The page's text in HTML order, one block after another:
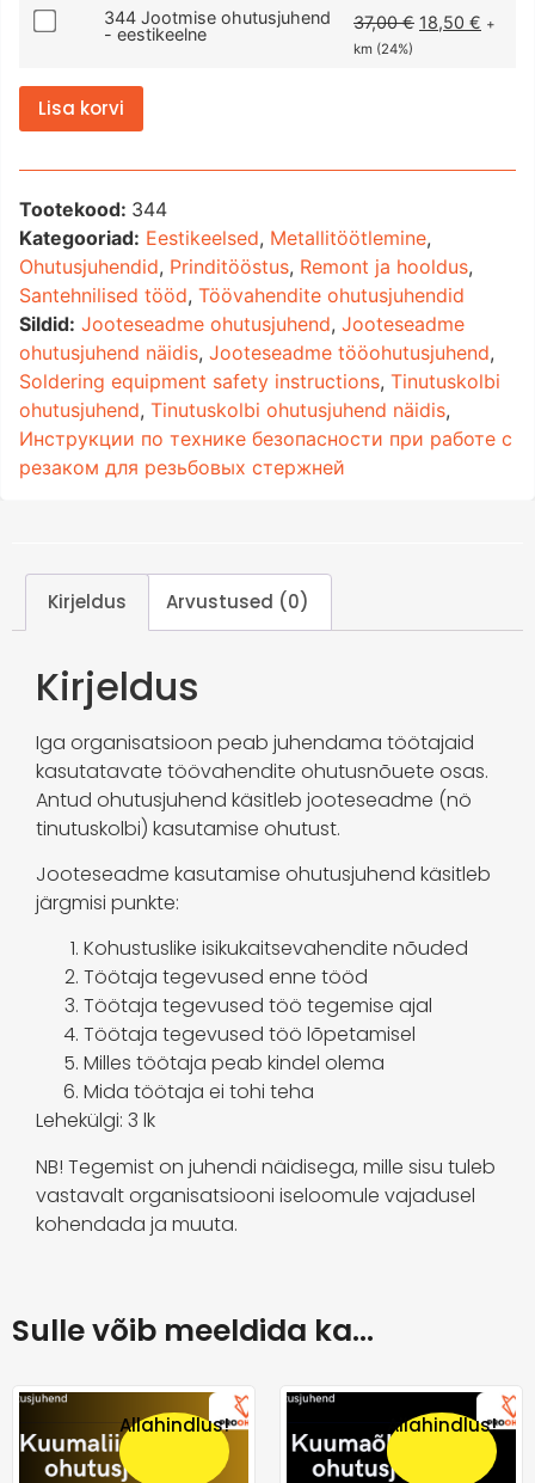
344 Jootmise ohutusjuhend
- eestikeelne
37,00€ 18,50 € +
km (24%)
Lisa korvi
Tootekood: 344
Kategooriad: Eestikeelsed, Metallitöötlemine,
Ohutusjuhendid, Prinditööstus, Remont ja hooldus,
Santehnilised tööd, Töövahendite ohutusjuhendid
Sildid: Jooteseadme ohutusjuhend, Jooteseadme
ohutusjuhend näidis, Jooteseadme tööohutusjuhend,
Soldering equipment safety instructions, Tinutuskolbi
ohutusjuhend, Tinutuskolbi ohutusjuhend näidis,
Инструкции по технике безопасности при работе с
резаком для резьбовых стержней
Kirjeldus Arvustused (0)
Kirjeldus
Iga organisatsioon peab juhendama töötajaid
kasutatavate töövahendite ohutusnõuete osas.
Antud ohutusjuhend käsitleb jooteseadme (nö
tinutuskolbi) kasutamise ohutust.
Jooteseadme kasutamise ohutusjuhend käsitleb
järgmisi punkte:
Kohustuslike isikukaitsevahendite nõuded
Töötaja tegevused enne tööd
Töötaja tegevused töö tegemise ajal
Töötaja tegevused töö lõpetamisel
Milles töötaja peab kindel olema
Mida töötaja ei tohi teha
Lehekülgi: 3 lk
NB! Tegemist on juhendi näidisega, mille sisu tuleb
vastavalt organisatsiooni iseloomule vajadusel
kohendada ja muuta.
Sulle võib meeldida ka…
Allahindlus! Allahindlus!